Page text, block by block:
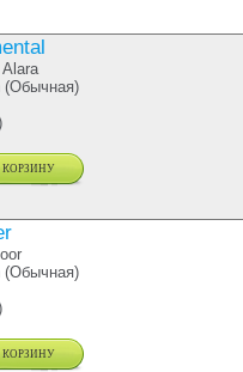
(Обычная)
(Обычная)